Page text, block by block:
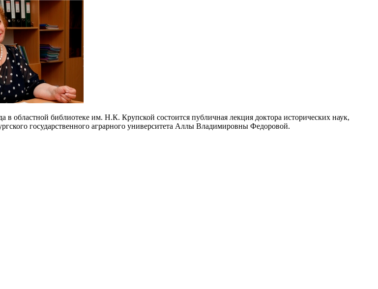
в областной библиотеке им. Н.К. Крупской состоится публичная лекция доктора исторических наук,
государственного аграрного университета Аллы Владимировны Федоровой.